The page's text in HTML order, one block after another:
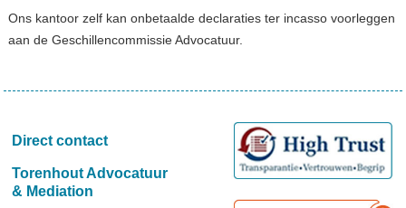
Ons kantoor zelf kan onbetaalde declaraties ter incasso voorleggen
aan de Geschillencommissie Advocatuur.
Direct contact
Torenhout Advocatuur
& Mediation